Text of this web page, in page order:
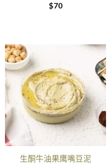
$70
生酮牛油果鹰嘴豆泥